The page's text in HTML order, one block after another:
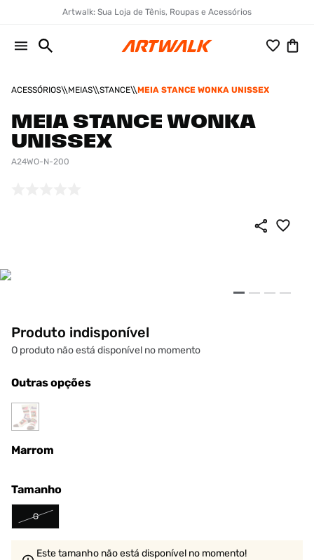
Artwalk: Sua Loja de Tênis, Roupas e Acessórios
ACESSÓRIOS MEIAS STANCE MEIA STANCE WONKA UNISSEX
MEIA STANCE WONKA
UNISSEX
A24WO-N-200
Produto indisponível
O produto não está disponível no momento
Outras opções
Marrom
Tamanho
G
Este tamanho não está disponível no momento!